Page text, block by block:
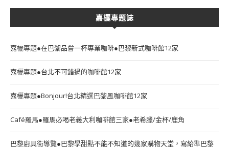
嘉欐專題誌
嘉欐專題●在巴黎品嘗一杯專業咖啡●巴黎新式咖啡館12家
嘉欐專題●台北不可錯過的咖啡館12家
嘉欐專題●Bonjour!台北精選巴黎風咖啡館12家
Café羅馬●羅馬必喝老義大利咖啡館三家●老希臘/金杯/鹿角
巴黎廚具街導覽●巴黎學甜點不能不知道的幾家購物天堂，寫給準巴黎